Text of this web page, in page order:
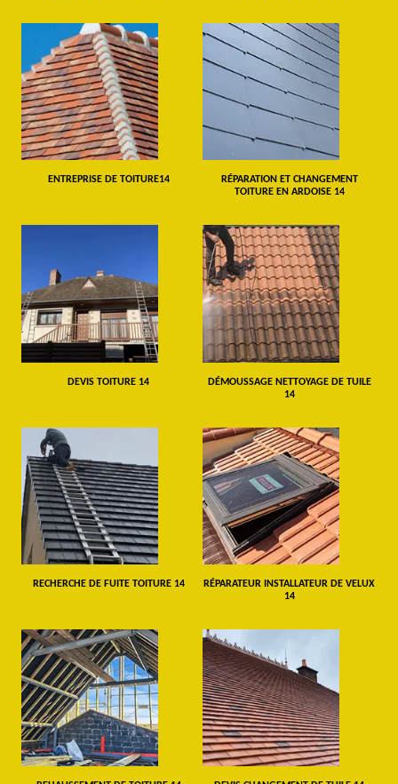
ENTREPRISE DE TOITURE14
RÉPARATION ET CHANGEMENT
TOITURE EN ARDOISE 14
DEVIS TOITURE 14
DÉMOUSSAGE NETTOYAGE DE TUILE
14
RECHERCHE DE FUITE TOITURE 14
RÉPARATEUR INSTALLATEUR DE VELUX
14